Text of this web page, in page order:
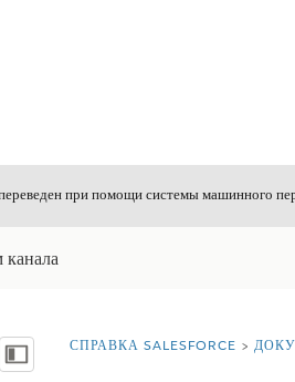
при помощи системы машинного
канала
Показать содержание
Вы находитесь здесь:
СПРАВКА SALESFORCE